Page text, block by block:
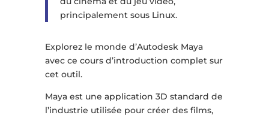
principalement sous Linux.
Explorez le monde d’Autodesk Maya
avec ce cours d’introduction complet sur
cet outil.
Maya est une application 3D standard de
l’industrie utilisée pour créer des films,